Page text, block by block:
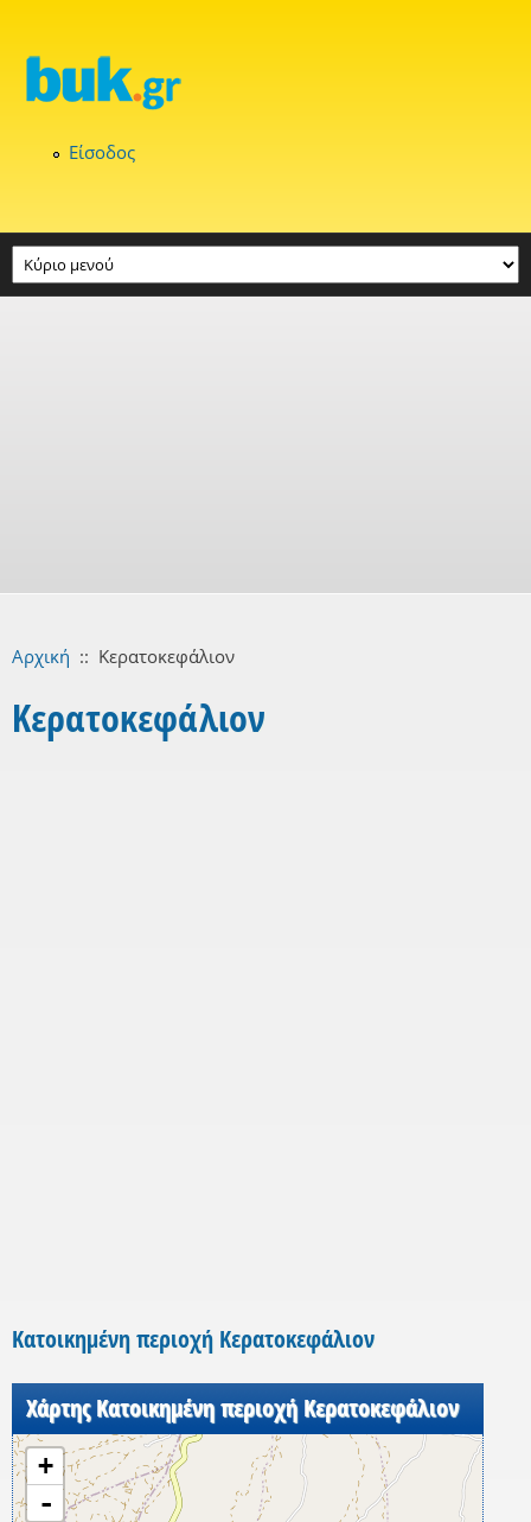
Είσοδος
Αρχική :: Κερατοκεφάλιον
Κερατοκεφάλιον
Κατοικημένη περιοχή Κερατοκεφάλιον
Χάρτης Κατοικημένη περιοχή Κερατοκεφάλιον
+
-